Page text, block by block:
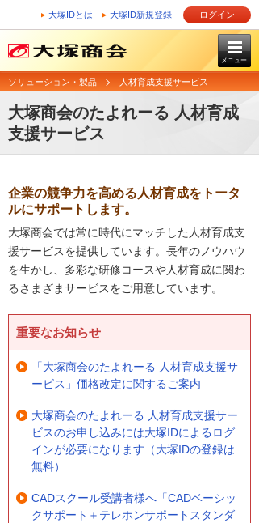
大塚IDとは 大塚ID新規登録 ログイン
メニュー
ソリューション・製品 人材育成支援サービス
大塚商会のたよれーる 人材育成
支援サービス
企業の競争力を高める人材育成をトータ
ルにサポートします。
大塚商会では常に時代にマッチした人材育成支
援サービスを提供しています。長年のノウハウ
を生かし、多彩な研修コースや人材育成に関わ
るさまざまサービスをご用意しています。
重要なお知らせ
「大塚商会のたよれーる 人材育成支援サ
ービス」価格改定に関するご案内
大塚商会のたよれーる 人材育成支援サー
ビスのお申し込みには大塚IDによるログ
インが必要になります（大塚IDの登録は
無料）
CADスクール受講者様へ「CADベーシッ
クサポート＋テレホンサポートスタンダ